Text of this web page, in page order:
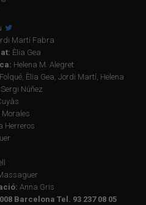
Martí Fabra
Èlia Gea
Helena M. Alegret
Èlia Gea, Jordi Martí, Helena
Núñez
Herreros
Anna Gris
Barcelona Tel. 93 237 08 05